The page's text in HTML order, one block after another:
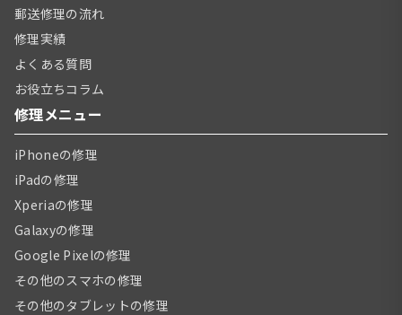
郵送修理の流れ
修理実績
よくある質問
お役立ちコラム
修理メニュー
iPhoneの修理
iPadの修理
Xperiaの修理
Galaxyの修理
Google Pixelの修理
その他のスマホの修理
その他のタブレットの修理